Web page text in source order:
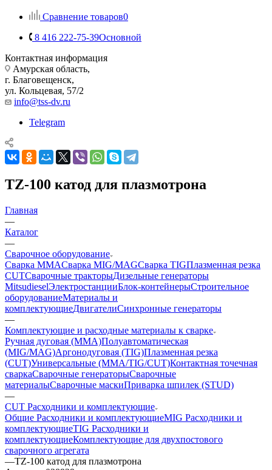
Сравнение товаров0
8 416 222-75-39Основной
Контактная информация
Амурская область,
г. Благовещенск,
ул. Кольцевая, 57/2
info@tss-dv.ru
Telegram
TZ-100 катод для плазмотрона
Главная
—
Каталог
—
Сварочное оборудование
Сварка MMAСварка MIG/MAGСварка TIGПлазменная резка
CUTСварочные тракторыДизельные генераторы
MitsudieselЭлектростанцииБлок-контейнерыСтроительное
оборудованиеМатериалы и
комплектующиеДвигателиСинхронные генераторы
—
Комплектующие и расходные материалы к сварке
Ручная дуговая (MMA)Полуавтоматическая
(MIG/MAG)Аргонодуговая (TIG)Плазменная резка
(CUT)Универсальные (MMA/TIG/CUT)Контактная точечная
сваркаСварочные генераторыСварочные
материалыСварочные маскиПриварка шпилек (STUD)
—
CUT Расходники и комплектующие
Общие Расходники и комплектующиеMIG Расходники и
комплектующиеTIG Расходники и
комплектующиеКомплектующие для двухпостового
сварочного агрегата
—TZ-100 катод для плазмотрона